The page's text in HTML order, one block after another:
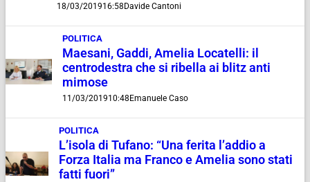
18/03/201916:58Davide Cantoni
POLITICA
Maesani, Gaddi, Amelia Locatelli: il
centrodestra che si ribella ai blitz anti
mimose
11/03/201910:48Emanuele Caso
POLITICA
L’isola di Tufano: “Una ferita l’addio a
Forza Italia ma Franco e Amelia sono stati
fatti fuori”